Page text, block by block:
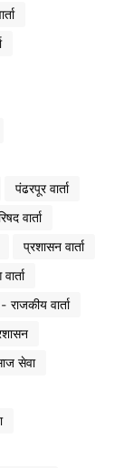
पंढरपूर वार्ता
वार्ता
प्रशासन वार्ता
राजकीय वार्ता
सेवा